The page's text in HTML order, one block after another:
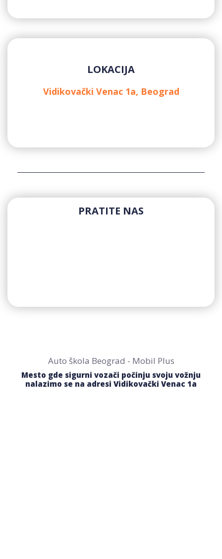
LOKACIJA
Vidikovački Venac 1a, Beograd
PRATITE NAS
Auto škola Beograd - Mobil Plus
Mesto gde sigurni vozači počinju svoju vožnju
nalazimo se na adresi Vidikovački Venac 1a